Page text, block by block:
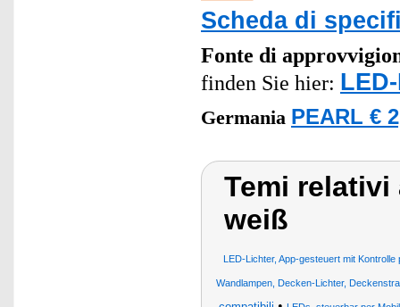
Scheda di
Fonte di
finden Sie hier:
Germania PEARL €
Temi relativi
weiß
LED-Lichter, App-gesteuert mit
Wandlampen, Decken-Lichter,